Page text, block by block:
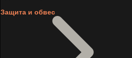
Защита и обвес